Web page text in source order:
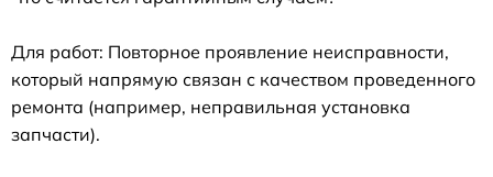
Для работ: Повторное проявление неисправности,
который напрямую связан с качеством проведенного
ремонта (например, неправильная установка
запчасти).